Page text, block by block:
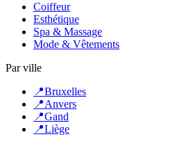
Coiffeur
Esthétique
Spa & Massage
Mode & Vêtements
Par ville
📍Bruxelles
📍Anvers
📍Gand
📍Liège